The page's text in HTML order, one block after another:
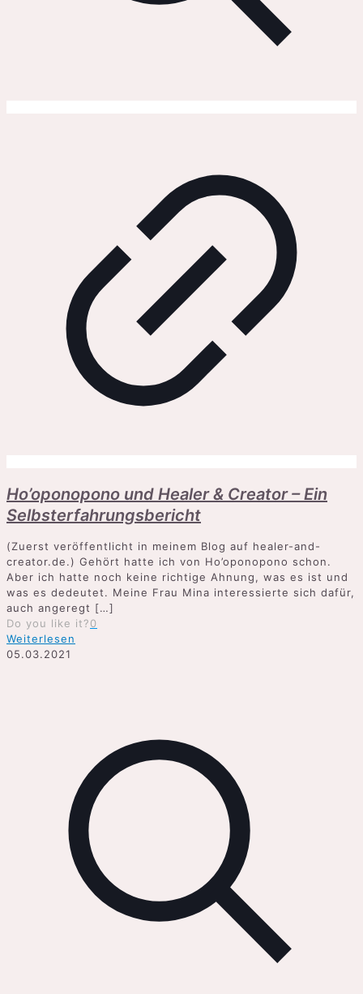
Ho’oponopono und Healer & Creator – Ein
Selbsterfahrungsbericht
(Zuerst veröffentlicht in meinem Blog auf healer-and-
creator.de.) Gehört hatte ich von Ho’oponopono schon.
Aber ich hatte noch keine richtige Ahnung, was es ist und
was es dedeutet. Meine Frau Mina interessierte sich dafür,
auch angeregt […]
Do you like it?0
Weiterlesen
05.03.2021